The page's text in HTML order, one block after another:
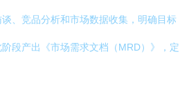
、竞品分析和市场数据收集，明确目标
段产出《市场需求文档（MRD）》，定